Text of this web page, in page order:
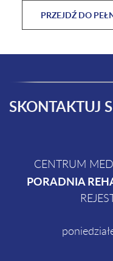
PRZEJDŹ DO
SKONTAKTUJ
CENTRUM
PORADNIA